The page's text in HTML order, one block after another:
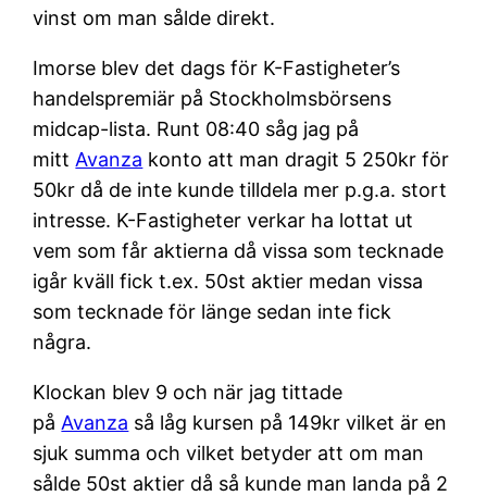
vinst om man sålde direkt.
Imorse blev det dags för K-Fastigheter’s
handelspremiär på Stockholmsbörsens
midcap-lista. Runt 08:40 såg jag på
mitt Avanza konto att man dragit 5 250kr för
50kr då de inte kunde tilldela mer p.g.a. stort
intresse. K-Fastigheter verkar ha lottat ut
vem som får aktierna då vissa som tecknade
igår kväll fick t.ex. 50st aktier medan vissa
som tecknade för länge sedan inte fick
några.
Klockan blev 9 och när jag tittade
på Avanza så låg kursen på 149kr vilket är en
sjuk summa och vilket betyder att om man
sålde 50st aktier då så kunde man landa på 2